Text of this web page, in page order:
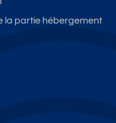
la partie hébergement